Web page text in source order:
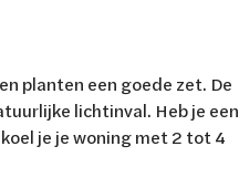
planten een goede zet. De
lichtinval. Heb je een
je je woning met 2 tot 4